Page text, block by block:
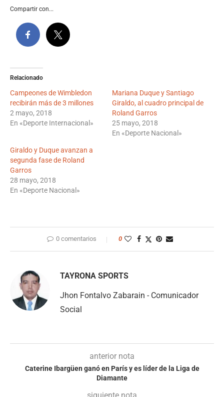
Compartir con...
Relacionado
Campeones de Wimbledon
recibirán más de 3 millones
2 mayo, 2018
En «Deporte Internacional»
Mariana Duque y Santiago
Giraldo, al cuadro principal de
Roland Garros
25 mayo, 2018
En «Deporte Nacional»
Giraldo y Duque avanzan a
segunda fase de Roland
Garros
28 mayo, 2018
En «Deporte Nacional»
0 comentarios 0
TAYRONA SPORTS
Jhon Fontalvo Zabarain - Comunicador
Social
anterior nota
Caterine Ibargüen ganó en París y es líder de la Liga de
Diamante
siguiente nota